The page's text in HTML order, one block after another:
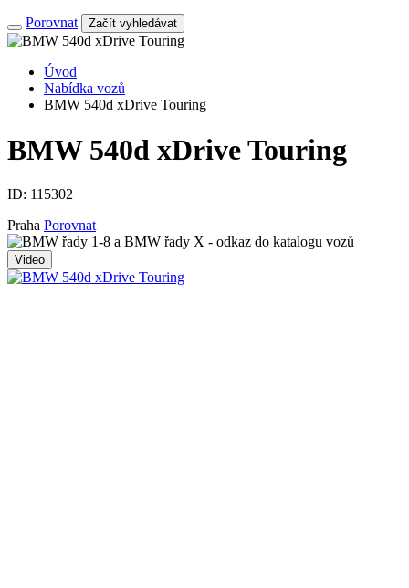
Porovnat Začít vyhledávat
Úvod
Nabídka vozů
BMW 540d xDrive Touring
BMW 540d xDrive Touring
ID: 115302
Praha Porovnat
Video